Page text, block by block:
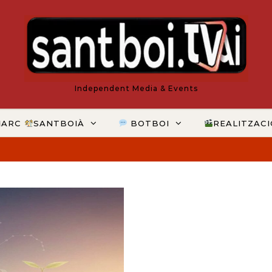
Independent Media & Events
SANTBOIÀ BOTBOI